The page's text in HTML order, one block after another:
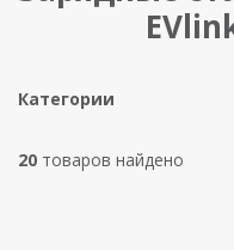
Категории
20 товаров найдено